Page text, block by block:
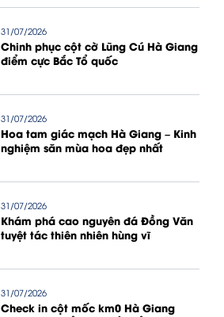
31/07/2026
Chinh phục cột cờ Lũng Cú Hà Giang
điểm cực Bắc Tổ quốc
31/07/2026
Hoa tam giác mạch Hà Giang – Kinh
nghiệm săn mùa hoa đẹp nhất
31/07/2026
Khám phá cao nguyên đá Đồng Văn
tuyệt tác thiên nhiên hùng vĩ
31/07/2026
Check in cột mốc km0 Hà Giang